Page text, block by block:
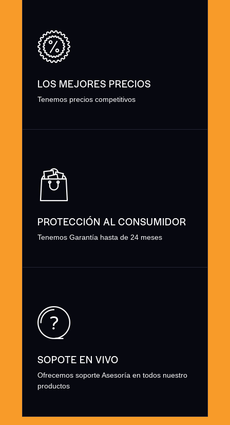
LOS MEJORES PRECIOS
Tenemos precios competitivos
PROTECCIÓN AL CONSUMIDOR
Tenemos Garantía hasta de 24 meses
SOPOTE EN VIVO
Ofrecemos soporte Asesoría en todos nuestro
productos